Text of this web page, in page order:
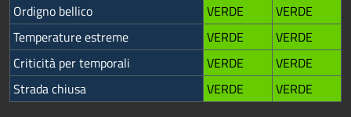
Ordigno bellico
VERDE
VERDE
Temperature estreme
VERDE
VERDE
Criticità per temporali
VERDE
VERDE
Strada chiusa
VERDE VERDE